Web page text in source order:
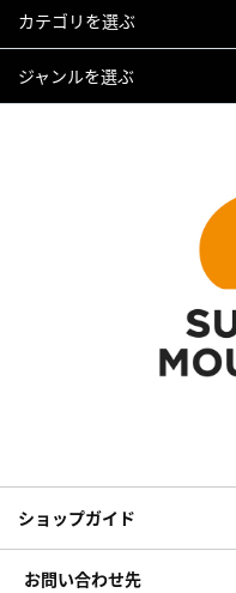
カテゴリを選ぶ
ジャンルを選ぶ
ショップガイド
お問い合わせ先